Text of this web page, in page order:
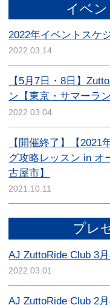
イベ
2022年イベントスケ
2022.03.14
【5月7日・8日】
ン【東京・サマーラン
2022.03.04
【開催終了】【2021
グ攻略レッスン in オ
古屋市】
2021.10.11
プレ
AJ ZuttoRide Club 3
2022.03.01
AJ ZuttoRide Club 2